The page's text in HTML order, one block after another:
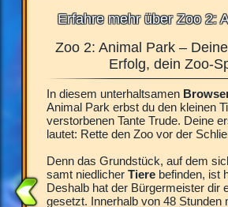
Erfahre mehr über Zoo 2:
die
Zoo 2: Animal Park –
Erfolg, dein Zoo-
In diesem unterhaltsamen
Animal Park erbst du den kleinen
verstorbenen Tante Trude. Deine
lautet: Rette den Zoo vor der
Denn das Grundstück, auf dem
samt niedlicher Tierebefinden, ist
Deshalb hat der Bürgermeister dir
gesetzt. Innerhalb von 48 Stunden